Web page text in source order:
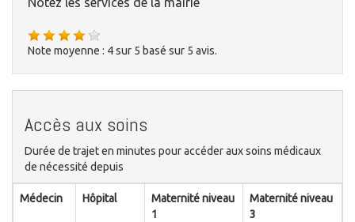
Note moyenne : 4sur 5 basé sur 5 avis.
Accès aux soins
Durée de trajet en minutes pour accéder aux soins médicaux
de nécessité depuis
Médecin Hôpital
Maternité niveau
1
Maternité niveau
3